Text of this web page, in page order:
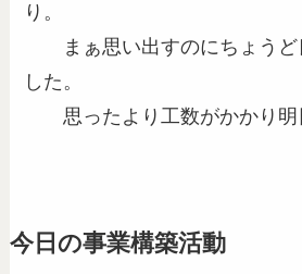
り。
まぁ思い出すのにちょうど
した。
思ったより工数がかかり明
今日の事業構築活動